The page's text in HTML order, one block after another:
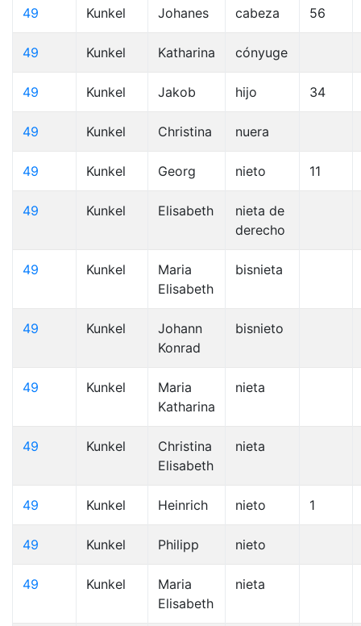
49 Kunkel Johanes cabeza 56
49 Kunkel Katharina cónyuge
49 Kunkel Jakob hijo 34
49 Kunkel Christina nuera
49 Kunkel Georg nieto 11
49 Kunkel Elisabeth
nieta de
derecho
49 Kunkel
Maria
Elisabeth
bisnieta
49 Kunkel
Johann
Konrad
bisnieto
49 Kunkel
Maria
Katharina
nieta
49 Kunkel
Christina
Elisabeth
nieta
49 Kunkel Heinrich nieto 1
49 Kunkel Philipp nieto
49 Kunkel
Maria
Elisabeth
nieta